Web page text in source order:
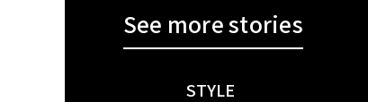
See more stories
STYLE